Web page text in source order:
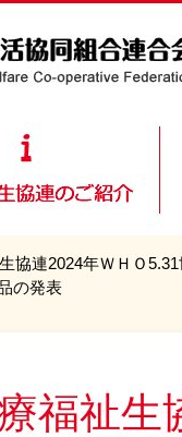
協連2024年ＷＨＯ
の発表
療福祉